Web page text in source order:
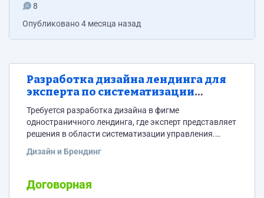
8
Опубликовано4 месяца назад
Разработка дизайна лендинга для
эксперта по систематизации
управления
Требуется разработка дизайна в фигме
одностраничного лендинга, где эксперт представляет
решения в области систематизации управления.
Технические требования: -Версии для десктопа 1920 и
Требования к дизайнеру: -Умение вникать в
техническое задание; -Знание и использование
Дизайн и Брендинг
Договорная